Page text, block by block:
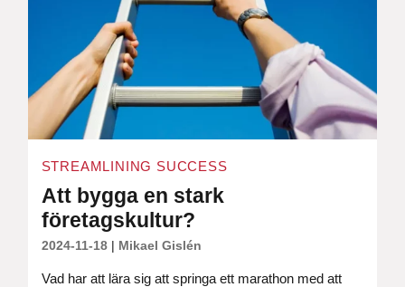
STREAMLINING SUCCESS
Att bygga en stark
företagskultur?
2024-11-18| Mikael Gislén
Vad har att lära sig att springa ett marathon med att